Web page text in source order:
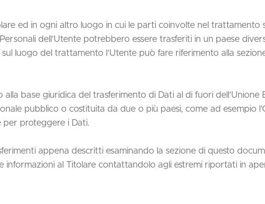
ed in ogni altro luogo in cui le parti coinvolte nel trattamento
dell’Utente potrebbero essere trasferiti in un paese
luogo del trattamento l’Utente può fare riferimento alla
base giuridica del trasferimento di Dati al di fuori dell’Unione
pubblico o costituita da due o più paesi, come ad esempio
per proteggere i Dati.
appena descritti esaminando la sezione di questo
informazioni al Titolare contattandolo agli estremi riportati in